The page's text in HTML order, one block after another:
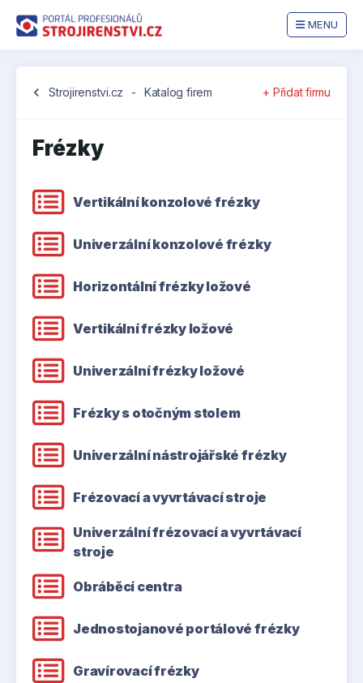
MENU
chevron_left Strojirenstvi.cz - Katalog firem + Přidat firmu
Frézky
Vertikální konzolové frézky
Univerzální konzolové frézky
Horizontální frézky ložové
Vertikální frézky ložové
Univerzální frézky ložové
Frézky s otočným stolem
Univerzální nástrojářské frézky
Frézovací a vyvrtávací stroje
Univerzální frézovací a vyvrtávací
stroje
Obráběcí centra
Jednostojanové portálové frézky
Gravírovací frézky